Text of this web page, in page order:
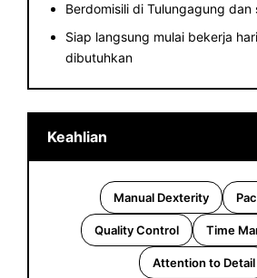
Berdomisili di Tulungagung dan
Siap langsung mulai bekerja
dibutuhkan
Keahlian
Manual Dexterity
Quality Control Time
Attention to Detail